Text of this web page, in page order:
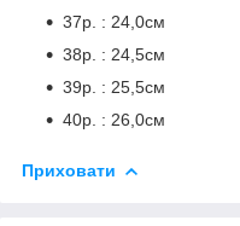
37р. : 24,0см
38р. : 24,5см
39р. : 25,5см
40р. : 26,0см
Приховати